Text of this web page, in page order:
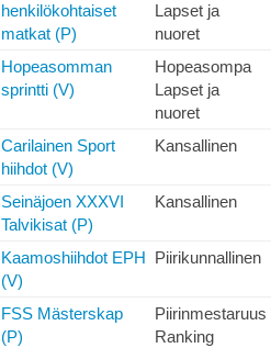
henkilökohtaiset
matkat (P)
Lapset ja
nuoret
Hopeasomman
sprintti (V)
Hopeasompa
Lapset ja
nuoret
Carilainen Sport
hiihdot (V)
Kansallinen
Seinäjoen XXXVI
Talvikisat (P)
Kansallinen
Kaamoshiihdot EPH
(V)
Piirikunnallinen
FSS Mästerskap
(P)
Piirinmestaruus
Ranking